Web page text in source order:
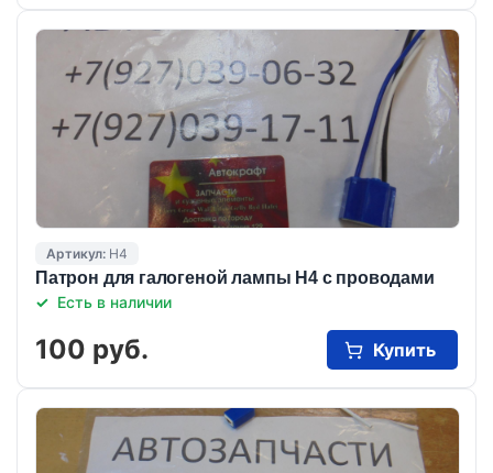
Артикул: Н4
Патрон для галогеной лампы Н4 с проводами
Есть в наличии
100 руб. Купить